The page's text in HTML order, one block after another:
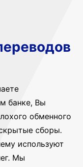
банке, Вы
обменного
сборы.
используют
Мы